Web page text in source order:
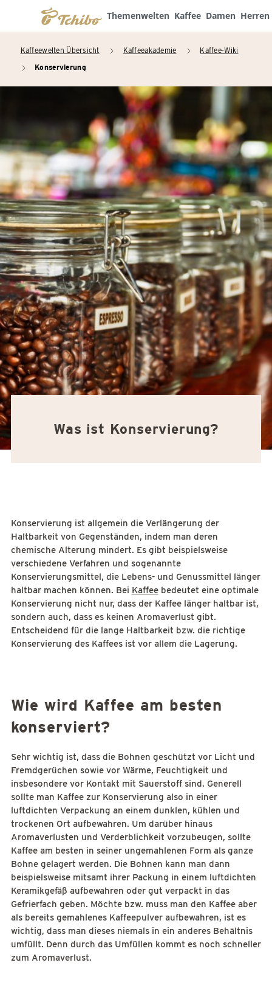
Themenwelten Kaffee Damen Herren
Kaffeewelten Übersicht arrow_right Kaffeeakademie arrow_right Kaffee-Wiki
arrow_right Konservierung
Was ist Konservierung?
Konservierung ist allgemein die Verlängerung der
Haltbarkeit von Gegenständen, indem man deren
chemische Alterung mindert. Es gibt beispielsweise
verschiedene Verfahren und sogenannte
Konservierungsmittel, die Lebens- und Genussmittel länger
haltbar machen können. Bei Kaffeebedeutet eine optimale
Konservierung nicht nur, dass der Kaffee länger haltbar ist,
sondern auch, dass es keinen Aromaverlust gibt.
Entscheidend für die lange Haltbarkeit bzw. die richtige
Konservierung des Kaffees ist vor allem die Lagerung.
Wie wird Kaffee am besten
konserviert?
Sehr wichtig ist, dass die Bohnen geschützt vor Licht und
Fremdgerüchen sowie vor Wärme, Feuchtigkeit und
insbesondere vor Kontakt mit Sauerstoff sind. Generell
sollte man Kaffee zur Konservierung also in einer
luftdichten Verpackung an einem dunklen, kühlen und
trockenen Ort aufbewahren. Um darüber hinaus
Aromaverlusten und Verderblichkeit vorzubeugen, sollte
Kaffee am besten in seiner ungemahlenen Form als ganze
Bohne gelagert werden. Die Bohnen kann man dann
beispielsweise mitsamt ihrer Packung in einem luftdichten
Keramikgefäß aufbewahren oder gut verpackt in das
Gefrierfach geben. Möchte bzw. muss man den Kaffee aber
als bereits gemahlenes Kaffeepulver aufbewahren, ist es
wichtig, dass man dieses niemals in ein anderes Behältnis
umfüllt. Denn durch das Umfüllen kommt es noch schneller
zum Aromaverlust.